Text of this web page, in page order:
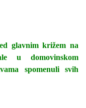
glavnim križem na
u domovinskom
spomenuli svih